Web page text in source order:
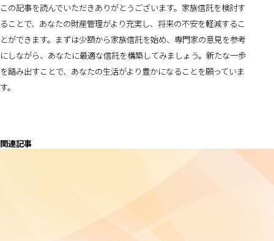
この記事を読んでいただきありがとうございます。家族信託を検討す
ることで、あなたの財産管理がより充実し、将来の不安を軽減するこ
とができます。まずは少額から家族信託を始め、専門家の意見を参考
にしながら、あなたに最適な信託を構築してみましょう。新たな一歩
を踏み出すことで、あなたの生活がより豊かになることを願っていま
す。
関連記事